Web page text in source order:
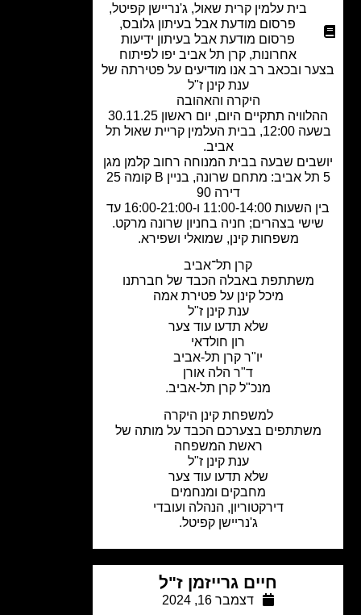
בית עלמין קרית שאול,ג'נריישן קפיטל,
פרסום מודעת אבל בעיתון גלובס,
פרסום מודעת אבל בעיתון ידיעות
אחרונות,קרן תל אביב יפו לפיתוח
ובכאב רב אנו מודיעים על פטירתה של
ענת קינן ז"ל
היקרה והאהובה
ההלוויה תתקיים היום, יום ראשון 30.11.25
בשעה 12:00, בבית העלמין קריית שאול תל
שבעה בבית המנוחה רחוב קלמן מגן
5 תל אביב: מתחם שרונה, בניין B קומה 25
בין השעות 11:00-14:00 ו-16:00-21:00 עד
בצהרים; חניה בחניון שרונה מרקט.
משפחות קינן, שמואלי ושפירא.
קרן תל־אביב
משתתפת באבלה הכבד של חברתנו
מיכל קינן על פטירת אמה
ענת קינן ז"ל
שלא תדעו עוד צער
רון חולדאי
יו"ר קרן תל-אביב
ד"ר הלה אורן
מנכ"ל קרן תל-אביב.
למשפחת קינן היקרה
בצערכם הכבד על מותה של
ראשת המשפחה
ענת קינן ז"ל
שלא תדעו עוד צער
מחבקים ומנחמים
דירקטוריון, הנהלה ועובדי
ג'נריישן קפיטל.
חיים גרייזמן ז"ל
דצמבר 16, 2024